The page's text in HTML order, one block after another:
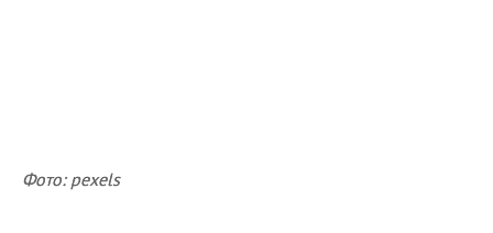
Фото: pexels